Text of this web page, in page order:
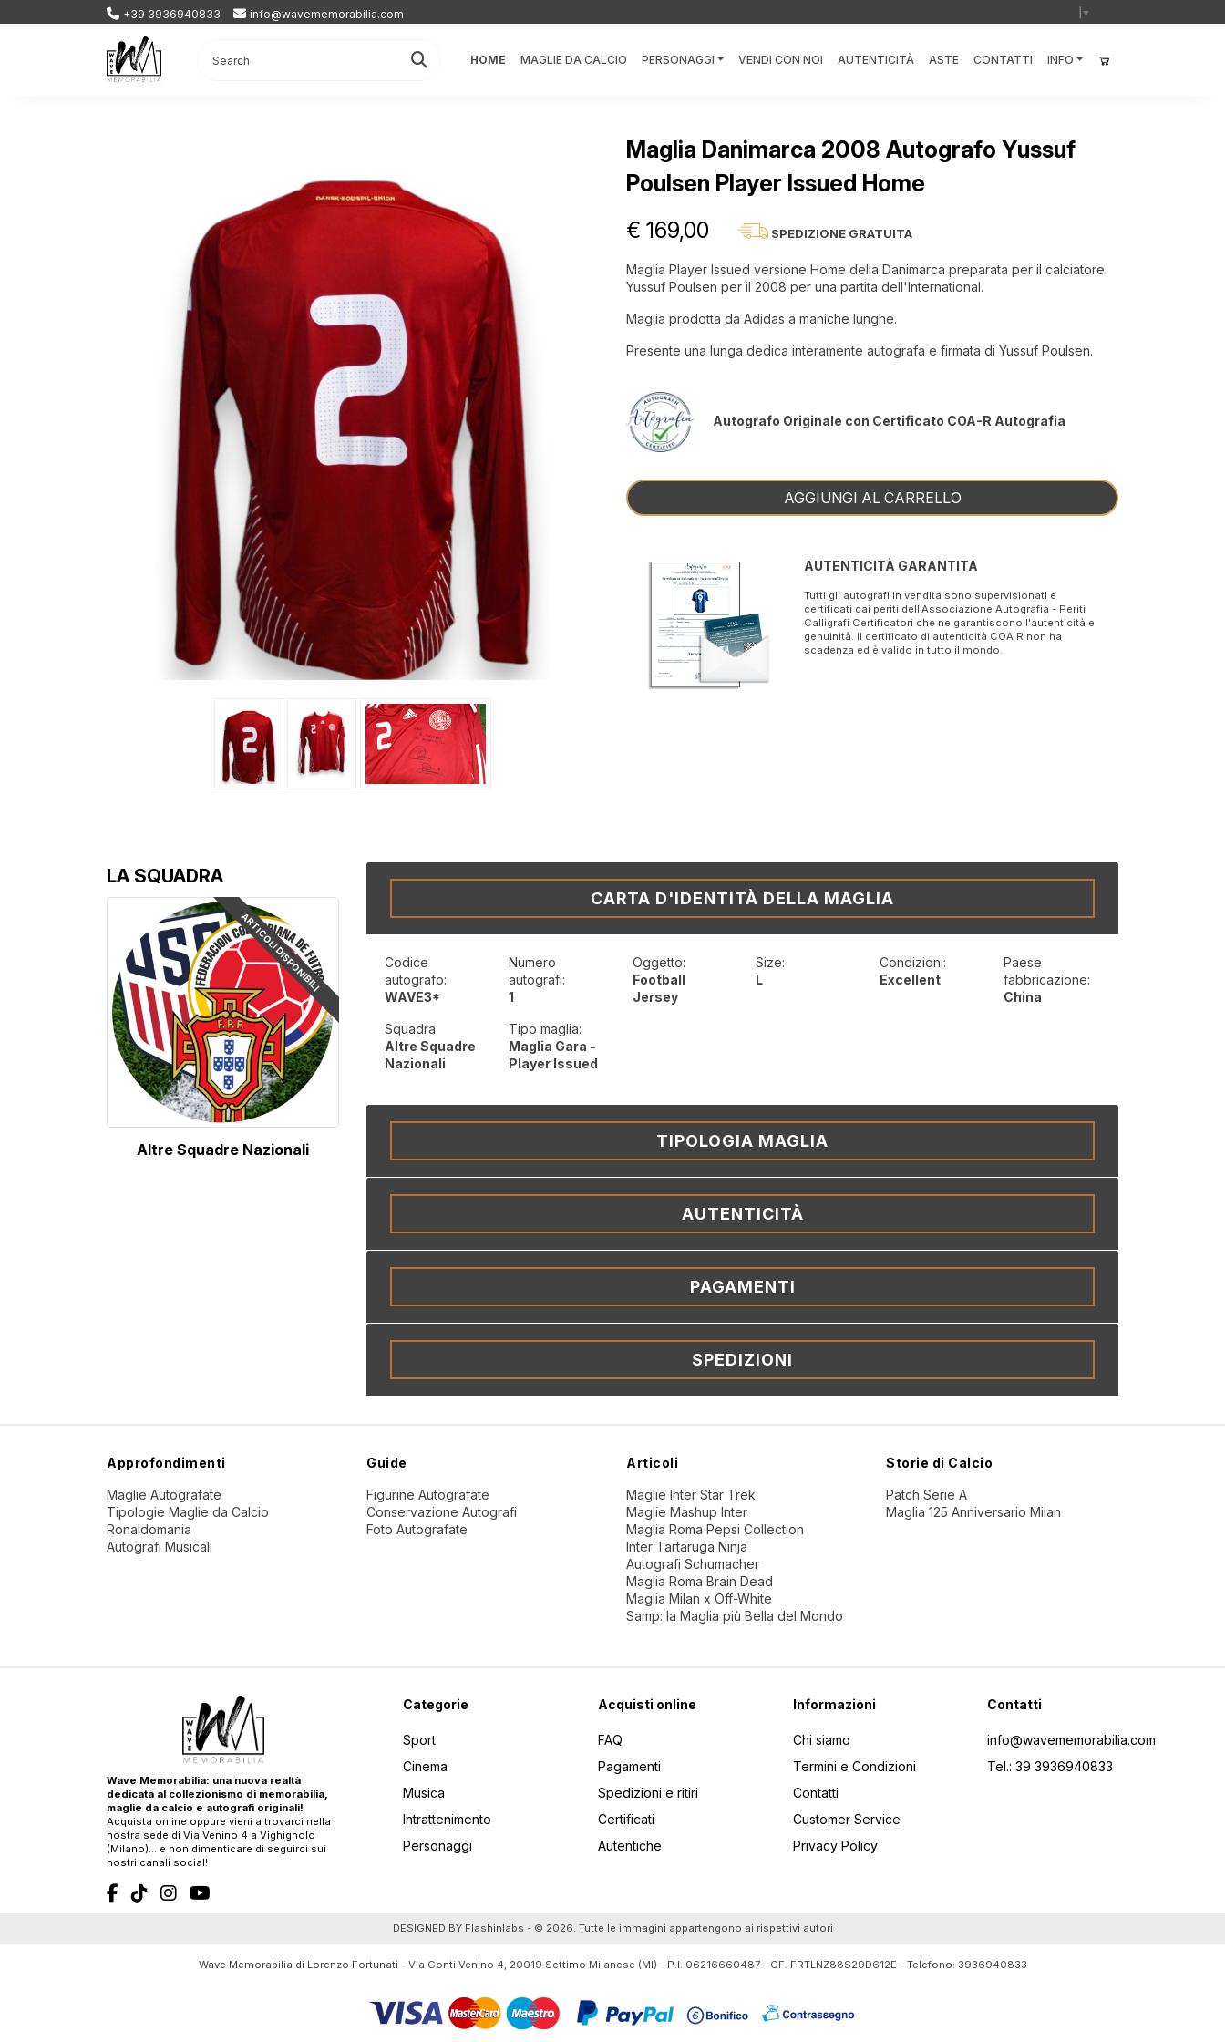
+39 3936940833 info@wavememorabilia.com ▼
HOME MAGLIE DA CALCIO PERSONAGGI VENDI CON NOI AUTENTICITÀ ASTE CONTATTI INFO
Maglia Danimarca 2008 Autografo Yussuf
Poulsen Player Issued Home
€ 169,00 SPEDIZIONE GRATUITA
Maglia Player Issued versione Home della Danimarca preparata per il calciatore
Yussuf Poulsen per il 2008 per una partita dell'International.
Maglia prodotta da Adidas a maniche lunghe.
Presente una lunga dedica interamente autografa e firmata di Yussuf Poulsen.
Autografo Originale con Certificato COA-R Autografia
AGGIUNGI AL CARRELLO
AUTENTICITÀ GARANTITA
Tutti gli autografi in vendita sono supervisionati e
certificati dai periti dell'Associazione Autografia - Periti
Calligrafi Certificatori che ne garantiscono l'autenticità e
genuinità. Il certificato di autenticità COA R non ha
scadenza ed è valido in tutto il mondo.
LA SQUADRA
ARTICOLI DISPONIBILI
Altre Squadre Nazionali
CARTA D'IDENTITÀ DELLA MAGLIA
Codice
autografo:
WAVE3*
Numero
autografi:
1
Oggetto:
Football
Jersey
Size:
L
Condizioni:
Excellent
Paese
fabbricazione:
China
Squadra:
Altre Squadre
Nazionali
Tipo maglia:
Maglia Gara -
Player Issued
TIPOLOGIA MAGLIA
AUTENTICITÀ
PAGAMENTI
SPEDIZIONI
Approfondimenti
Maglie Autografate
Tipologie Maglie da Calcio
Ronaldomania
Autografi Musicali
Guide
Figurine Autografate
Conservazione Autografi
Foto Autografate
Articoli
Maglie Inter Star Trek
Maglie Mashup Inter
Maglia Roma Pepsi Collection
Inter Tartaruga Ninja
Autografi Schumacher
Maglia Roma Brain Dead
Maglia Milan x Off-White
Samp: la Maglia più Bella del Mondo
Storie di Calcio
Patch Serie A
Maglia 125 Anniversario Milan
Wave Memorabilia: una nuova realtà
dedicata al collezionismo di memorabilia,
maglie da calcio e autografi originali!
Acquista online oppure vieni a trovarci nella
nostra sede di Via Venino 4 a Vighignolo
(Milano)… e non dimenticare di seguirci sui
nostri canali social!
Categorie
Sport
Cinema
Musica
Intrattenimento
Personaggi
Acquisti online
FAQ
Pagamenti
Spedizioni e ritiri
Certificati
Autentiche
Informazioni
Chi siamo
Termini e Condizioni
Contatti
Customer Service
Privacy Policy
Contatti
info@wavememorabilia.com
Tel.: 39 3936940833
DESIGNED BY Flashinlabs - © 2026. Tutte le immagini appartengono ai rispettivi autori
Wave Memorabilia di Lorenzo Fortunati - Via Conti Venino 4, 20019 Settimo Milanese (MI) - P.I. 06216660487 - CF. FRTLNZ88S29D612E - Telefono: 3936940833